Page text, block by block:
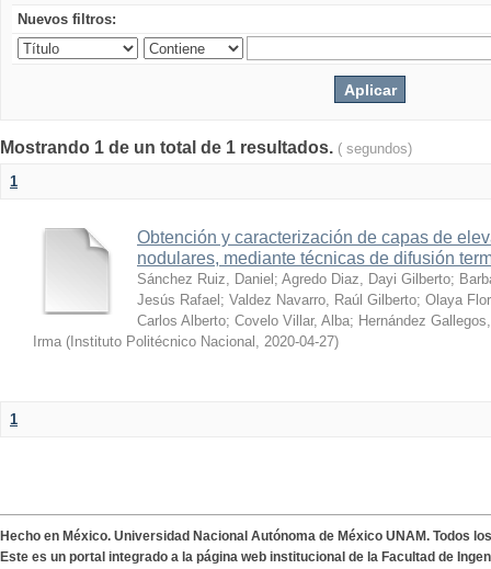
Nuevos filtros:
Mostrando 1 de un total de 1 resultados. ( segundos)
1
Obtención y caracterización de capas de
nodulares, mediante técnicas de difusión
Sánchez Ruiz, Daniel ; Agredo Diaz, Dayi Gilberto;
Jesús Rafael ; Valdez Navarro, Raúl Gilberto; Olaya
Carlos Alberto; Covelo Villar, Alba; Hernández
Irma ( Instituto Politécnico Nacional , 2020-04-27)
1
Hecho en México. Universidad Nacional Autónoma de México UNAM. Todos
Este es un portal integrado a la página web institucional de la Facultad de